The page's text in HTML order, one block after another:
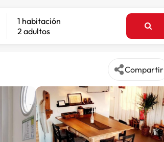
1 habitación
2 adultos
Compartir